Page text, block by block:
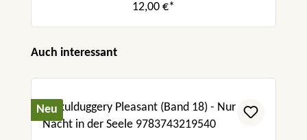
12,00 €*
Produktgalerie überspringen
Auch interessant
Neu